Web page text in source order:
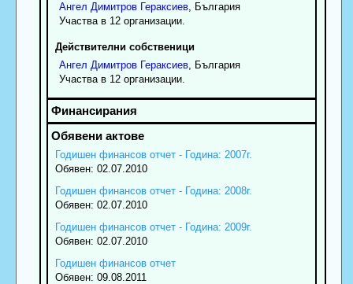
Ангел Димитров Гераксиев, България
Участва в 12 организации.
Действителни собственици
Ангел Димитров Гераксиев, България
Участва в 12 организации.
Годишен финансов отчет - Година: 2007г.
Обявен: 02.07.2010
Годишен финансов отчет - Година: 2008г.
Обявен: 02.07.2010
Годишен финансов отчет - Година: 2009г.
Обявен: 02.07.2010
Годишен финансов отчет
Обявен: 09.08.2011